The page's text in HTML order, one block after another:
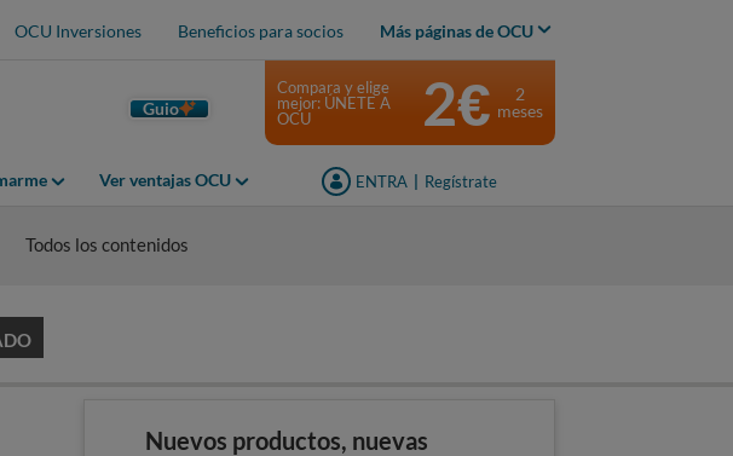
OCU Inversiones Beneficios para socios Más páginas de OCU
Guio
Ver ventajas OCU ENTRA Regístrate
Compara y elige
mejor: ÚNETE A
OCU
2€
2
meses
Todos los contenidos
Nuevos productos, nuevas